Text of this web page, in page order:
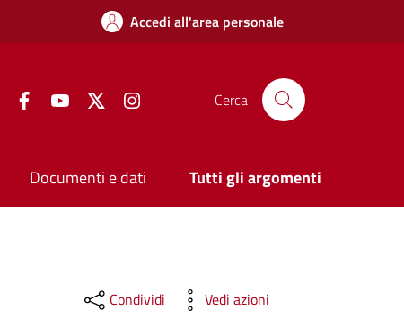
Accedi all'area personale
FacebookYouTube Twitter Cerca
Documenti e dati Tutti gli argomenti
Condividi Vedi azioni